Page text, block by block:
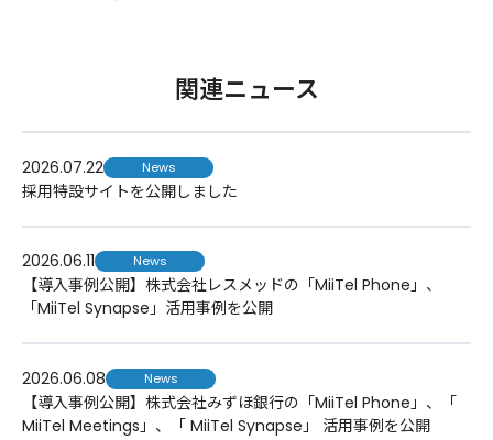
関連ニュース
2026.07.22 News
採用特設サイトを公開しました
2026.06.11 News
【導入事例公開】株式会社レスメッドの「MiiTel Phone」、
「MiiTel Synapse」活用事例を公開
2026.06.08 News
【導入事例公開】株式会社みずほ銀行の「MiiTel Phone」、「
MiiTel Meetings」、「 MiiTel Synapse」 活用事例を公開